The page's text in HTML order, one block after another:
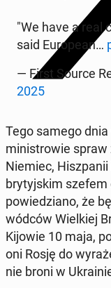
"We have a real
said Eu­ro­pean…
— First Source
2025
Tego samego
min­istrowie spraw
Niemiec,
bry­tyjskim
powiedziano, że
wód­ców Wielkiej
Kijowie 10 maja,
oni Rosję do
nie broni w